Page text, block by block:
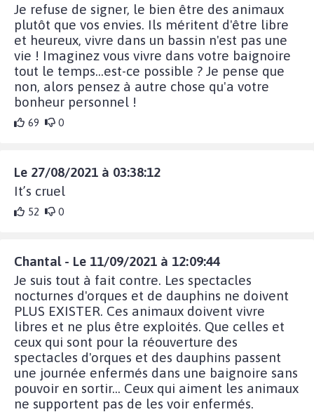
Je refuse de signer, le bien être des animaux
plutôt que vos envies. Ils méritent d'être libre
et heureux, vivre dans un bassin n'est pas une
vie ! Imaginez vous vivre dans votre baignoire
tout le temps...est-ce possible ? Je pense que
non, alors pensez à autre chose qu'a votre
bonheur personnel !
69 0
Le 27/08/2021 à 03:38:12
It’s cruel
52 0
Chantal - Le 11/09/2021 à 12:09:44
Je suis tout à fait contre. Les spectacles
nocturnes d'orques et de dauphins ne doivent
PLUS EXISTER. Ces animaux doivent vivre
libres et ne plus être exploités. Que celles et
ceux qui sont pour la réouverture des
spectacles d'orques et des dauphins passent
une journée enfermés dans une baignoire sans
pouvoir en sortir... Ceux qui aiment les animaux
ne supportent pas de les voir enfermés.